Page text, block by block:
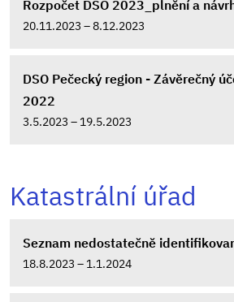
Rozpočet DSO 2023_plnění a
20.11.2023 – 8.12.2023
DSO Pečecký region - Závěrečný
2022
3.5.2023 – 19.5.2023
Katastrální úřad
Seznam nedostatečně
18.8.2023 – 1.1.2024